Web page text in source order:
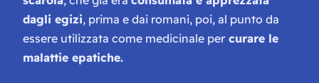
dagli egizi, prima e dai romani, poi, al punto da
essere utilizzata come medicinale per curare le
malattie epatiche.